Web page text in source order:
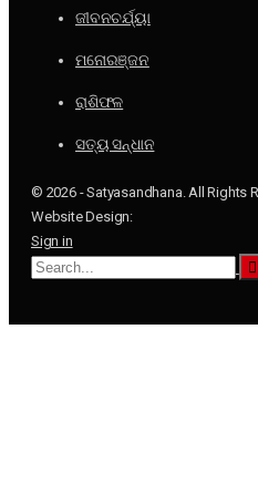
ଜୀବନଚର୍ଯ୍ୟା
ମନୋରଞ୍ଜନ
ରାଶିଫଳ
ସତ୍ୟ ସନ୍ଧାନ
© 2026 - Satyasandhana. All Rights
Website Design:
Sign in